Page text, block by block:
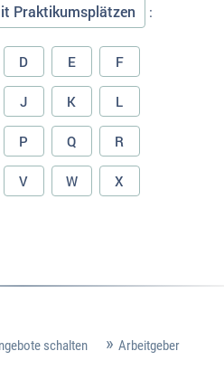
Praktikumsplätzen :
D E F
J K L
P Q R
V W X
schalten Arbeitgeber